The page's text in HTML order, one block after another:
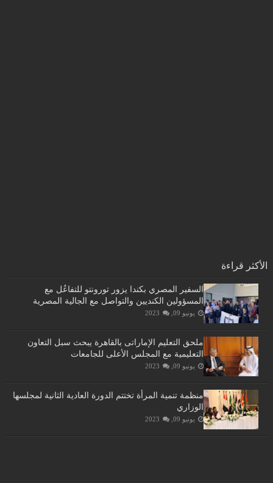
الأكثر قراءة
السفير المصري بكندا يزور تورونتو للتفاعُل مع
المسؤولين الكنديين والتواصل مع الجالية المصرية
يونيو 09, 2023
ملحق التعليم الإماراتى بالقاهرة يبحث سبل التعاون
التعليمية مع المجلس الأعلى للجامعات
يونيو 09, 2023
منظمة تنمية المرأة تختتم الدورة العادية الثانية لمجلسها
الوزاري
يونيو 09, 2023